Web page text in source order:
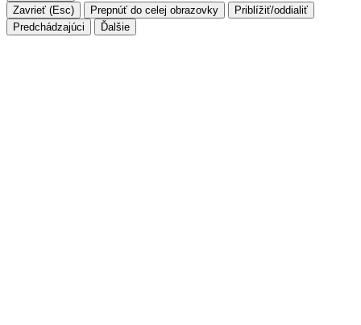
Zavrieť (Esc)
Prepnúť do celej obrazovky
Priblížiť/oddialiť
Predchádzajúci
Ďalšie